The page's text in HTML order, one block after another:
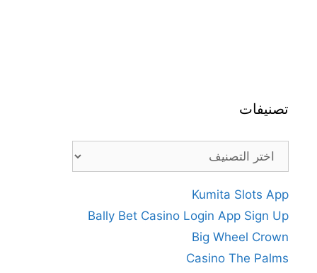
تصنيفات
تصنيفات
Kumita Slots App
Bally Bet Casino Login App Sign Up
Big Wheel Crown
Casino The Palms